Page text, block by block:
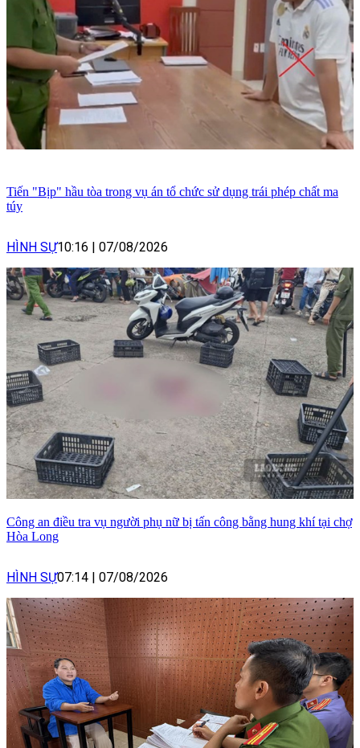
Tiến "Bịp" hầu tòa trong vụ án tổ chức sử dụng trái phép chất ma
túy
HÌNH SỰ10:16 07/08/2026
Công an điều tra vụ người phụ nữ bị tấn công bằng hung khí tại chợ
Hòa Long
HÌNH SỰ07:14 07/08/2026